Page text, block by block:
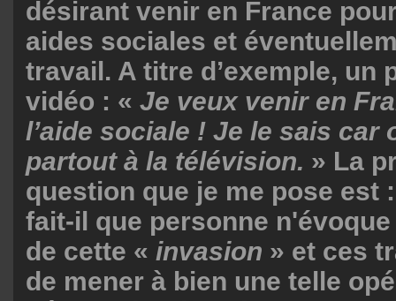
désirant venir en France
aides sociales et
travail. A titre d’exemple, un
vidéo : « Je veux venir en
l’aide sociale ! Je le sais car
partout à la télévision. » La
question que je me pose est
fait-il que personne
de cette « invasion » et ces
de mener à bien une telle